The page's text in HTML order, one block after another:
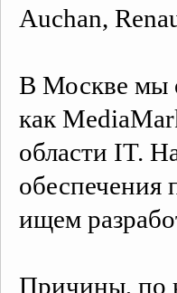
Auchan,
В Москве мы
как
области IT.
обеспечения
ищем
Причины, по